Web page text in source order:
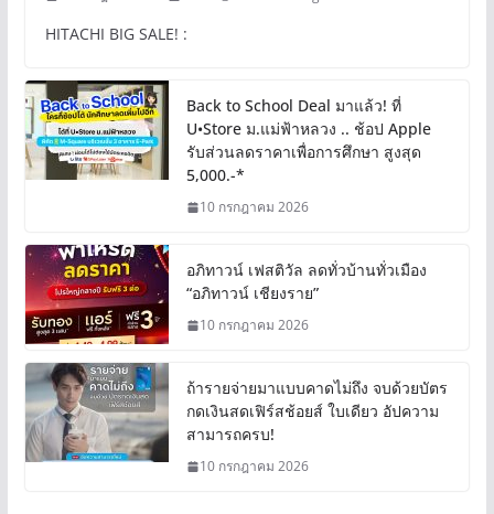
HITACHI BIG SALE! :
Back to School Deal มาแล้ว! ที่
U•Store ม.แม่ฟ้าหลวง .. ช้อป Apple
รับส่วนลดราคาเพื่อการศึกษา สูงสุด
5,000.-*
10 กรกฎาคม 2026
อภิทาวน์ เฟสติวัล ลดทั่วบ้านทั่วเมือง
“อภิทาวน์ เชียงราย”
10 กรกฎาคม 2026
ถ้ารายจ่ายมาแบบคาดไม่ถึง จบด้วยบัตร
กดเงินสดเฟิร์สช้อยส์ ใบเดียว อัปความ
สามารถครบ!
10 กรกฎาคม 2026